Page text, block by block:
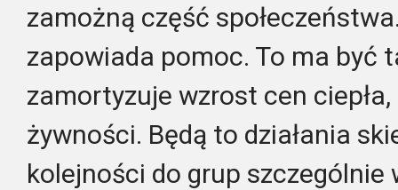
zamożną część
zapowiada pomoc. To ma być
zamortyzuje wzrost cen
żywności. Będą to działania
kolejności do grup szczególnie